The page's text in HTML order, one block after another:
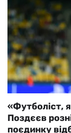
«Футболіст,
Поздєєв
поєдинку